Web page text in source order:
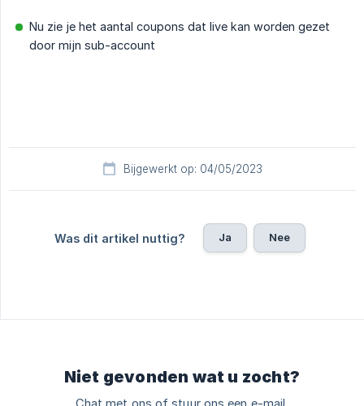
Nu zie je het aantal coupons dat live kan worden gezet
door mijn sub-account
Bijgewerkt op: 04/05/2023
Was dit artikel nuttig? Ja Nee
Niet gevonden wat u zocht?